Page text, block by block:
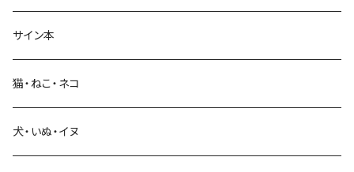
生活・暮らし
サイン本
猫・ねこ・ネコ
犬・いぬ・イヌ